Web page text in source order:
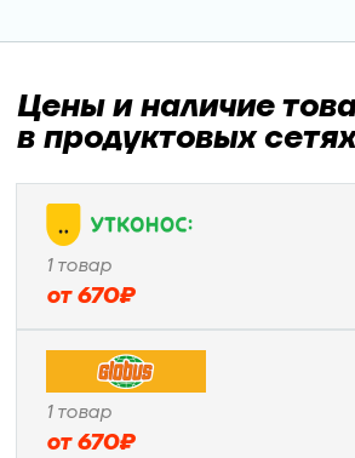
Цены и наличие
в продуктовых
1 товар
от670₽
1 товар
от670₽